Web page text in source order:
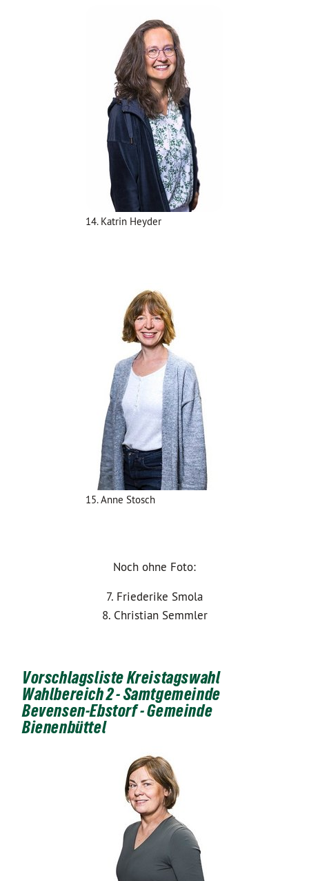
14. Katrin Heyder
15. Anne Stosch
Noch ohne Foto:
7. Friederike Smola
8. Christian Semmler
Vorschlagsliste Kreistagswahl
Wahlbereich 2 - Samtgemeinde
Bevensen-Ebstorf - Gemeinde
Bienenbüttel